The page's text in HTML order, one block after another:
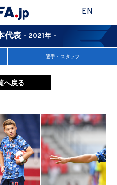
EN
代表 - 2021年 -
選手・スタッフ
へ戻る